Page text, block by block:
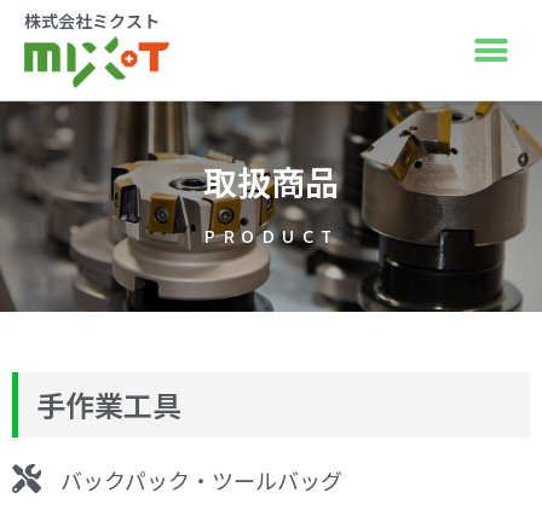
株式会社ミクスト
取扱商品
PRODUCT
手作業工具
バックパック・ツールバッグ